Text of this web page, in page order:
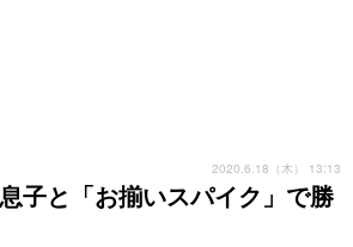
子と「お揃いスパイク」で勝
2020.6.18（木） 13:13